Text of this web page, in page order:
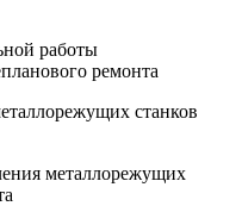
работы
ремонта
станков
металлорежущих